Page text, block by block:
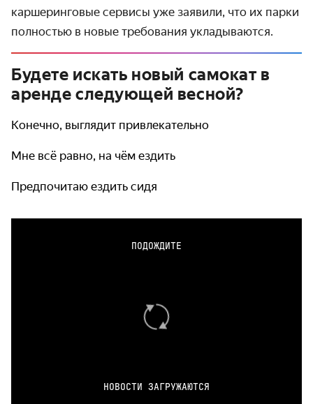
каршеринговые сервисы уже заявили, что их парки
полностью в новые требования укладываются.
Будете искать новый самокат в
аренде следующей весной?
Конечно, выглядит привлекательно
Мне всё равно, на чём ездить
Предпочитаю ездить сидя
ПОДОЖДИТЕ
НОВОСТИ ЗАГРУЖАЮТСЯ